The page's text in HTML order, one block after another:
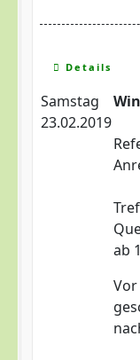
Details
Samstag
23.02.2019
ab